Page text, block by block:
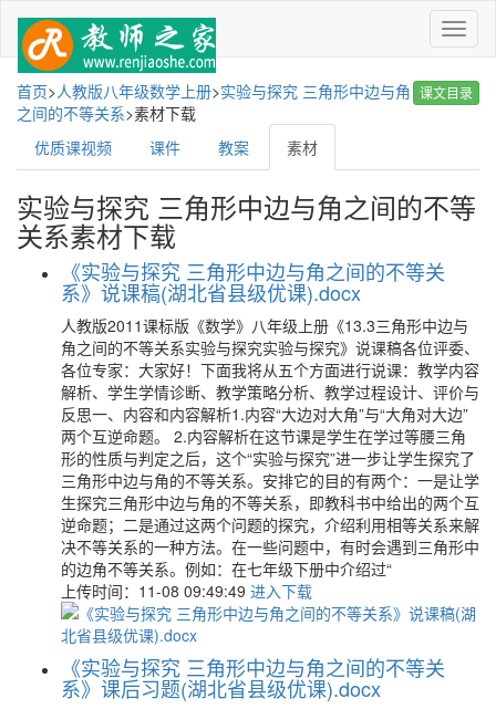
菜
单
课文目录
首页>人教版八年级数学上册>实验与探究 三角形中边与角
之间的不等关系>素材下载
优质课视频
课件 教案 素材
实验与探究 三角形中边与角之间的不等
关系素材下载
《实验与探究 三角形中边与角之间的不等关
系》说课稿(湖北省县级优课).docx
人教版2011课标版《数学》八年级上册《13.3三角形中边与
角之间的不等关系实验与探究实验与探究》说课稿各位评委、
各位专家：大家好！下面我将从五个方面进行说课：教学内容
解析、学生学情诊断、教学策略分析、教学过程设计、评价与
反思一、内容和内容解析1.内容“大边对大角”与“大角对大边”
两个互逆命题。 2.内容解析在这节课是学生在学过等腰三角
形的性质与判定之后，这个“实验与探究”进一步让学生探究了
三角形中边与角的不等关系。安排它的目的有两个：一是让学
生探究三角形中边与角的不等关系，即教科书中给出的两个互
逆命题；二是通过这两个问题的探究，介绍利用相等关系来解
决不等关系的一种方法。在一些问题中，有时会遇到三角形中
的边角不等关系。例如：在七年级下册中介绍过“
上传时间：11-08 09:49:49 进入下载
《实验与探究 三角形中边与角之间的不等关
系》课后习题(湖北省县级优课).docx